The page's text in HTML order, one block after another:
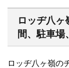
ロッヂ八ヶ
間、駐車場
ロッヂ八ヶ嶺の